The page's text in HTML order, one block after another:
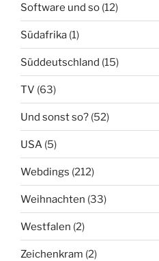
Software und so (12)
Südafrika (1)
Süddeutschland (15)
TV (63)
Und sonst so? (52)
USA (5)
Webdings (212)
Weihnachten (33)
Westfalen (2)
Zeichenkram (2)